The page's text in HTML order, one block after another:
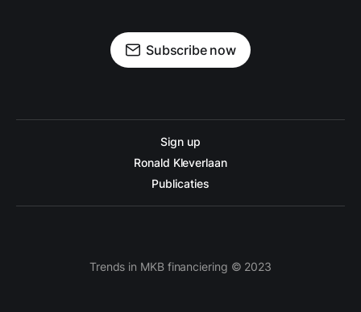
Subscribe now
Sign up
Ronald Kleverlaan
Publicaties
Trends in MKB financiering © 2023